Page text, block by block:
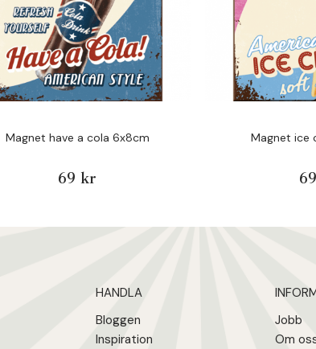
Magnet have a cola 6x8cm
69 kr
Magnet ice
HANDLA
Bloggen
Inspiration
Jobb
Om